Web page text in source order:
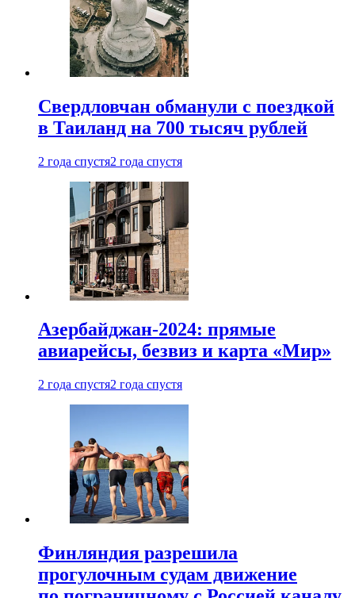
Свердловчан обманули с поездкой
в Таиланд на 700 тысяч рублей
2 года спустя2 года спустя
Азербайджан-2024: прямые
авиарейсы, безвиз и карта «Мир»
2 года спустя2 года спустя
Финляндия разрешила
прогулочным судам движение